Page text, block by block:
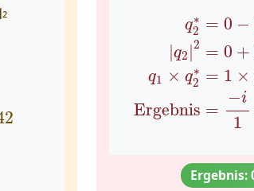
q∗
2 = 0 −
|q2 |2 = 0 +
q1 × q∗
2 = 1 ×
Ergebnis =
−i
1
1 0j−
Ergebnis: